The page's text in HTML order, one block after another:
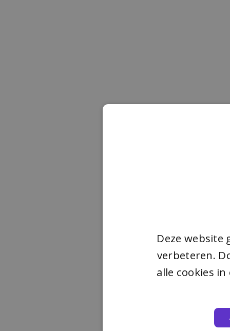
Deze
verbeteren.
alle cookies